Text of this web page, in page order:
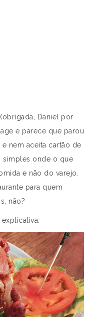
Daniel por
e parece que parou
nem aceita cartão de
simples onde o que
e não do varejo.
para quem
não?